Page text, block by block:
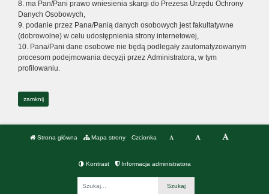
8. ma Pan/Pani prawo wniesienia skargi do Prezesa Urzędu Ochrony
Danych Osobowych,
9. podanie przez Pana/Panią danych osobowych jest fakultatywne
(dobrowolne) w celu udostępnienia strony internetowej,
10. Pana/Pani dane osobowe nie będą podlegały zautomatyzowanym
procesom podejmowania decyzji przez Administratora, w tym
profilowaniu.
zamknij
Strona główna Mapa strony Czcionka
Kontrast Informacja administratora